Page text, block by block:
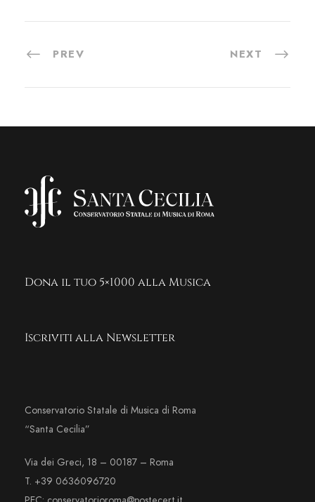
PREV NEXT
Dona il tuo 5×1000 alla Musica
Iscriviti alla Newsletter
Conservatorio Statale di Musica di Roma
“Santa Cecilia”
Via dei Greci, 18 – 00187 – Roma
T. +39 0636096720